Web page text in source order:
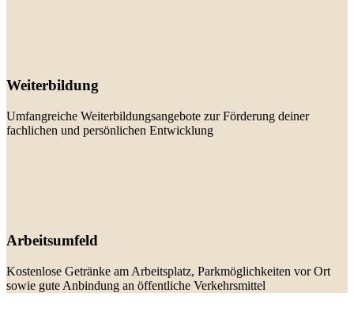
Weiterbildung
Umfangreiche Weiterbildungsangebote zur Förderung deiner
fachlichen und persönlichen Entwicklung
Arbeitsumfeld
Kostenlose Getränke am Arbeitsplatz, Parkmöglichkeiten vor Ort
sowie gute Anbindung an öffentliche Verkehrsmittel